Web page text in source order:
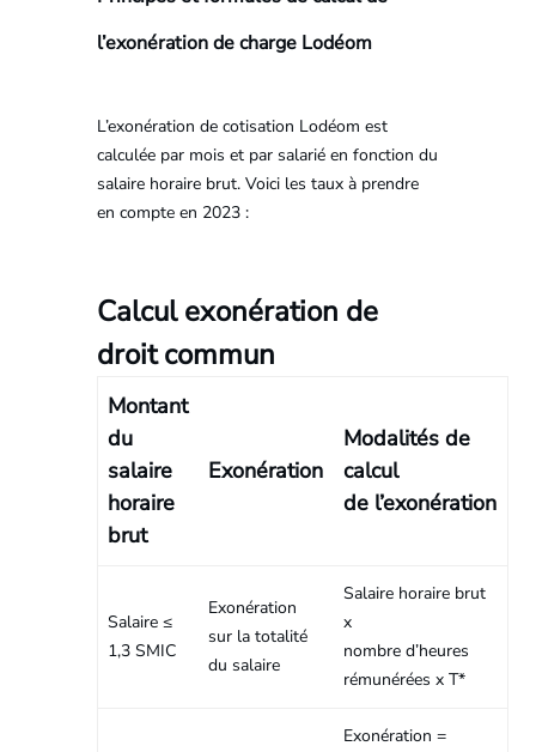
l’exonération de charge Lodéom
L’exonération de cotisation Lodéom est
calculée par mois et par salarié en fonction du
salaire horaire brut. Voici les taux à prendre
en compte en 2023 :
Calcul exonération de
droit commun
Montant
du
salaire
horaire
brut
Exonération
Modalités de
calcul
de l’exonération
Salaire ≤
1,3 SMIC
Exonération
sur la totalité
du salaire
Salaire horaire brut
x
nombre d’heures
rémunérées x T*
Exonération =